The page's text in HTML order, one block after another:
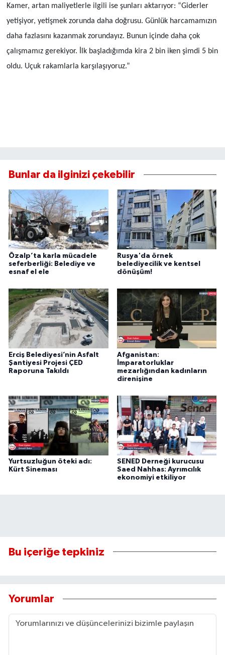
Kamer, artan maliyetlerle ilgili ise şunları aktarıyor: “Giderler
yetişiyor, yetişmek zorunda daha doğrusu. Günlük harcamamızın
daha fazlasını kazanmak zorundayız. Bunun içinde daha çok
çalışmamız gerekiyor. İlk başladığımda kira 2 bin iken şimdi 5 bin
oldu. Uçuk rakamlarla karşılaşıyoruz.”
Bunlar da ilginizi çekebilir
Özalp’ta karla mücadele
seferberliği: Belediye ve
esnaf el ele
Rusya'da örnek
belediyecilik ve kentsel
dönüşüm!
Erciş Belediyesi’nin Asfalt
Şantiyesi Projesi ÇED
Raporuna Takıldı
Afganistan:
İmparatorluklar
mezarlığından kadınların
direnişine
Yurtsuzluğun öteki adı:
Kürt Sineması
SENED Derneği kurucusu
Saed Nahhas: Ayrımcılık
ekonomiyi etkiliyor
Bu içeriğe tepkiniz
Yorumlar